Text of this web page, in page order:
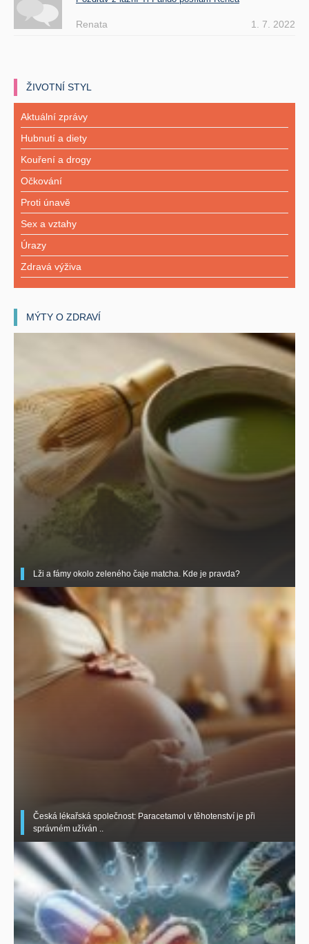
Renata 1. 7. 2022
ŽIVOTNÍ STYL
Aktuální zprávy
Hubnutí a diety
Kouření a drogy
Očkování
Proti únavě
Sex a vztahy
Úrazy
Zdravá výživa
MÝTY O ZDRAVÍ
Lži a fámy okolo zeleného čaje matcha. Kde je pravda?
Česká lékařská společnost: Paracetamol v těhotenství je při
správném užíván ..